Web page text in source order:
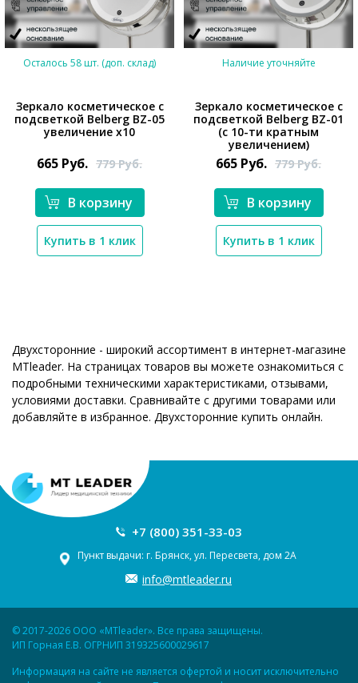
Осталось 58 шт. (доп. склад)
Зеркало косметическое с
подсветкой Belberg BZ-05
увеличение х10
665 Руб. 779Руб.
В корзину
Купить в 1 клик
Наличие уточняйте
Зеркало косметическое с
подсветкой Belberg BZ-01
(с 10-ти кратным
увеличением)
665 Руб. 779Руб.
В корзину
Купить в 1 клик
Двухсторонние - широкий ассортимент в интернет-магазине
MTleader. На страницах товаров вы можете ознакомиться с
подробными техническими характеристиками, отзывами,
условиями доставки. Сравнивайте с другими товарами или
добавляйте в избранное. Двухсторонние купить онлайн.
+7 (800) 351-33-03
Пункт выдачи: г. Брянск, ул. Пересвета, дом 2А
info@mtleader.ru
© 2017-2026 ООО «MTleader». Все права защищены.
ИП Горная Е.В. ОГРНИП 319325600029617
Информация на сайте не является офертой и носит исключительно